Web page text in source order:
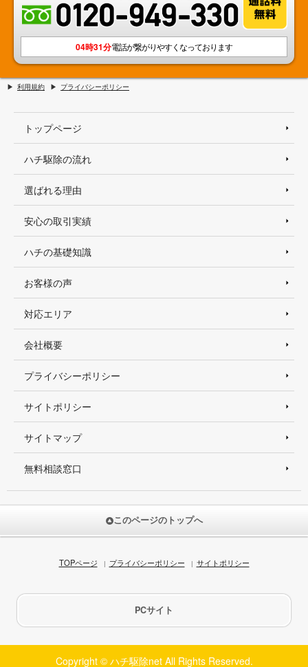
04時31分電話が繋がりやすくなっております
利用規約 プライバシーポリシー
トップページ
ハチ駆除の流れ
選ばれる理由
安心の取引実績
ハチの基礎知識
お客様の声
対応エリア
会社概要
プライバシーポリシー
サイトポリシー
サイトマップ
無料相談窓口
このページのトップへ
TOPページ プライバシーポリシー サイトポリシー
PCサイト
Copyright © ハチ駆除net All Rights Reserved.